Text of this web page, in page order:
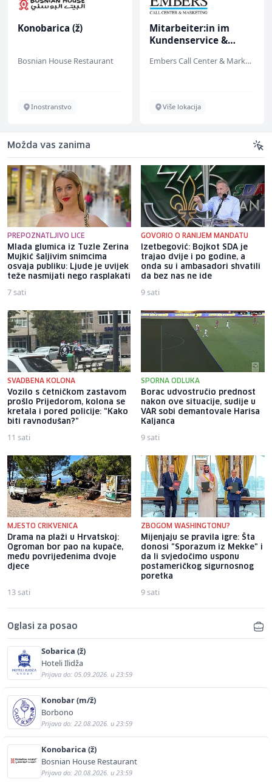
Konobarica (ž)
Bosnian House Restaurant
Inostranstvo
Mitarbeiter:in im
Kundenservice &
Embers Call Center & Marketing
Više lokacija
Možda vas zanima
PREPOZNATLJIVO LICE
Mlada glumica iz Tuzle Zerina
Mujkić šaljivim snimcima
osvaja publiku: Ljude je uvijek
teže nasmijati nego rasplakati
7 sati
GOVORIO O RANIJEM MANDATU
Izetbegović: Bojkot SDA je
trajao dvije i po godine, a
onda su i ambasadori shvatili
da bez nas ne ide
9 sati
SVADBENA KOLONA
Vozilo s četničkom zastavom
prošlo Prijedorom, kolona se
kretala i pored policije: "Kako
biti ravnodušan?"
11 sati
SPORNA ODLUKA
Borac udvostručio prednost
nakon ove situacije, sudije u
VAR sobi demantovale Harisa
Kaljanca
9 sati
MJESTO CRIKVENICA
Drama na plaži u Hrvatskoj:
Ogroman bor pao na kupače,
među povrijeđenima dvoje
djece
13 sati
ZBOGOM WASHINGTONU?
Mijenjaju se pravila igre: Šta
donosi "Sporazum iz Mekke" i
da li svjedočimo usponu
postameričkog sigurnosnog
poretka
9 sati
Oglasi za posao
Sobarica (ž)
Hoteli Ilidža
Prijava do: 05.09.2026. u 23:59
Konobar (m/ž)
Borbono
Prijava do: 22.08.2026. u 23:59
Konobarica (ž)
Bosnian House Restaurant
Prijava do: 20.08.2026. u 23:59